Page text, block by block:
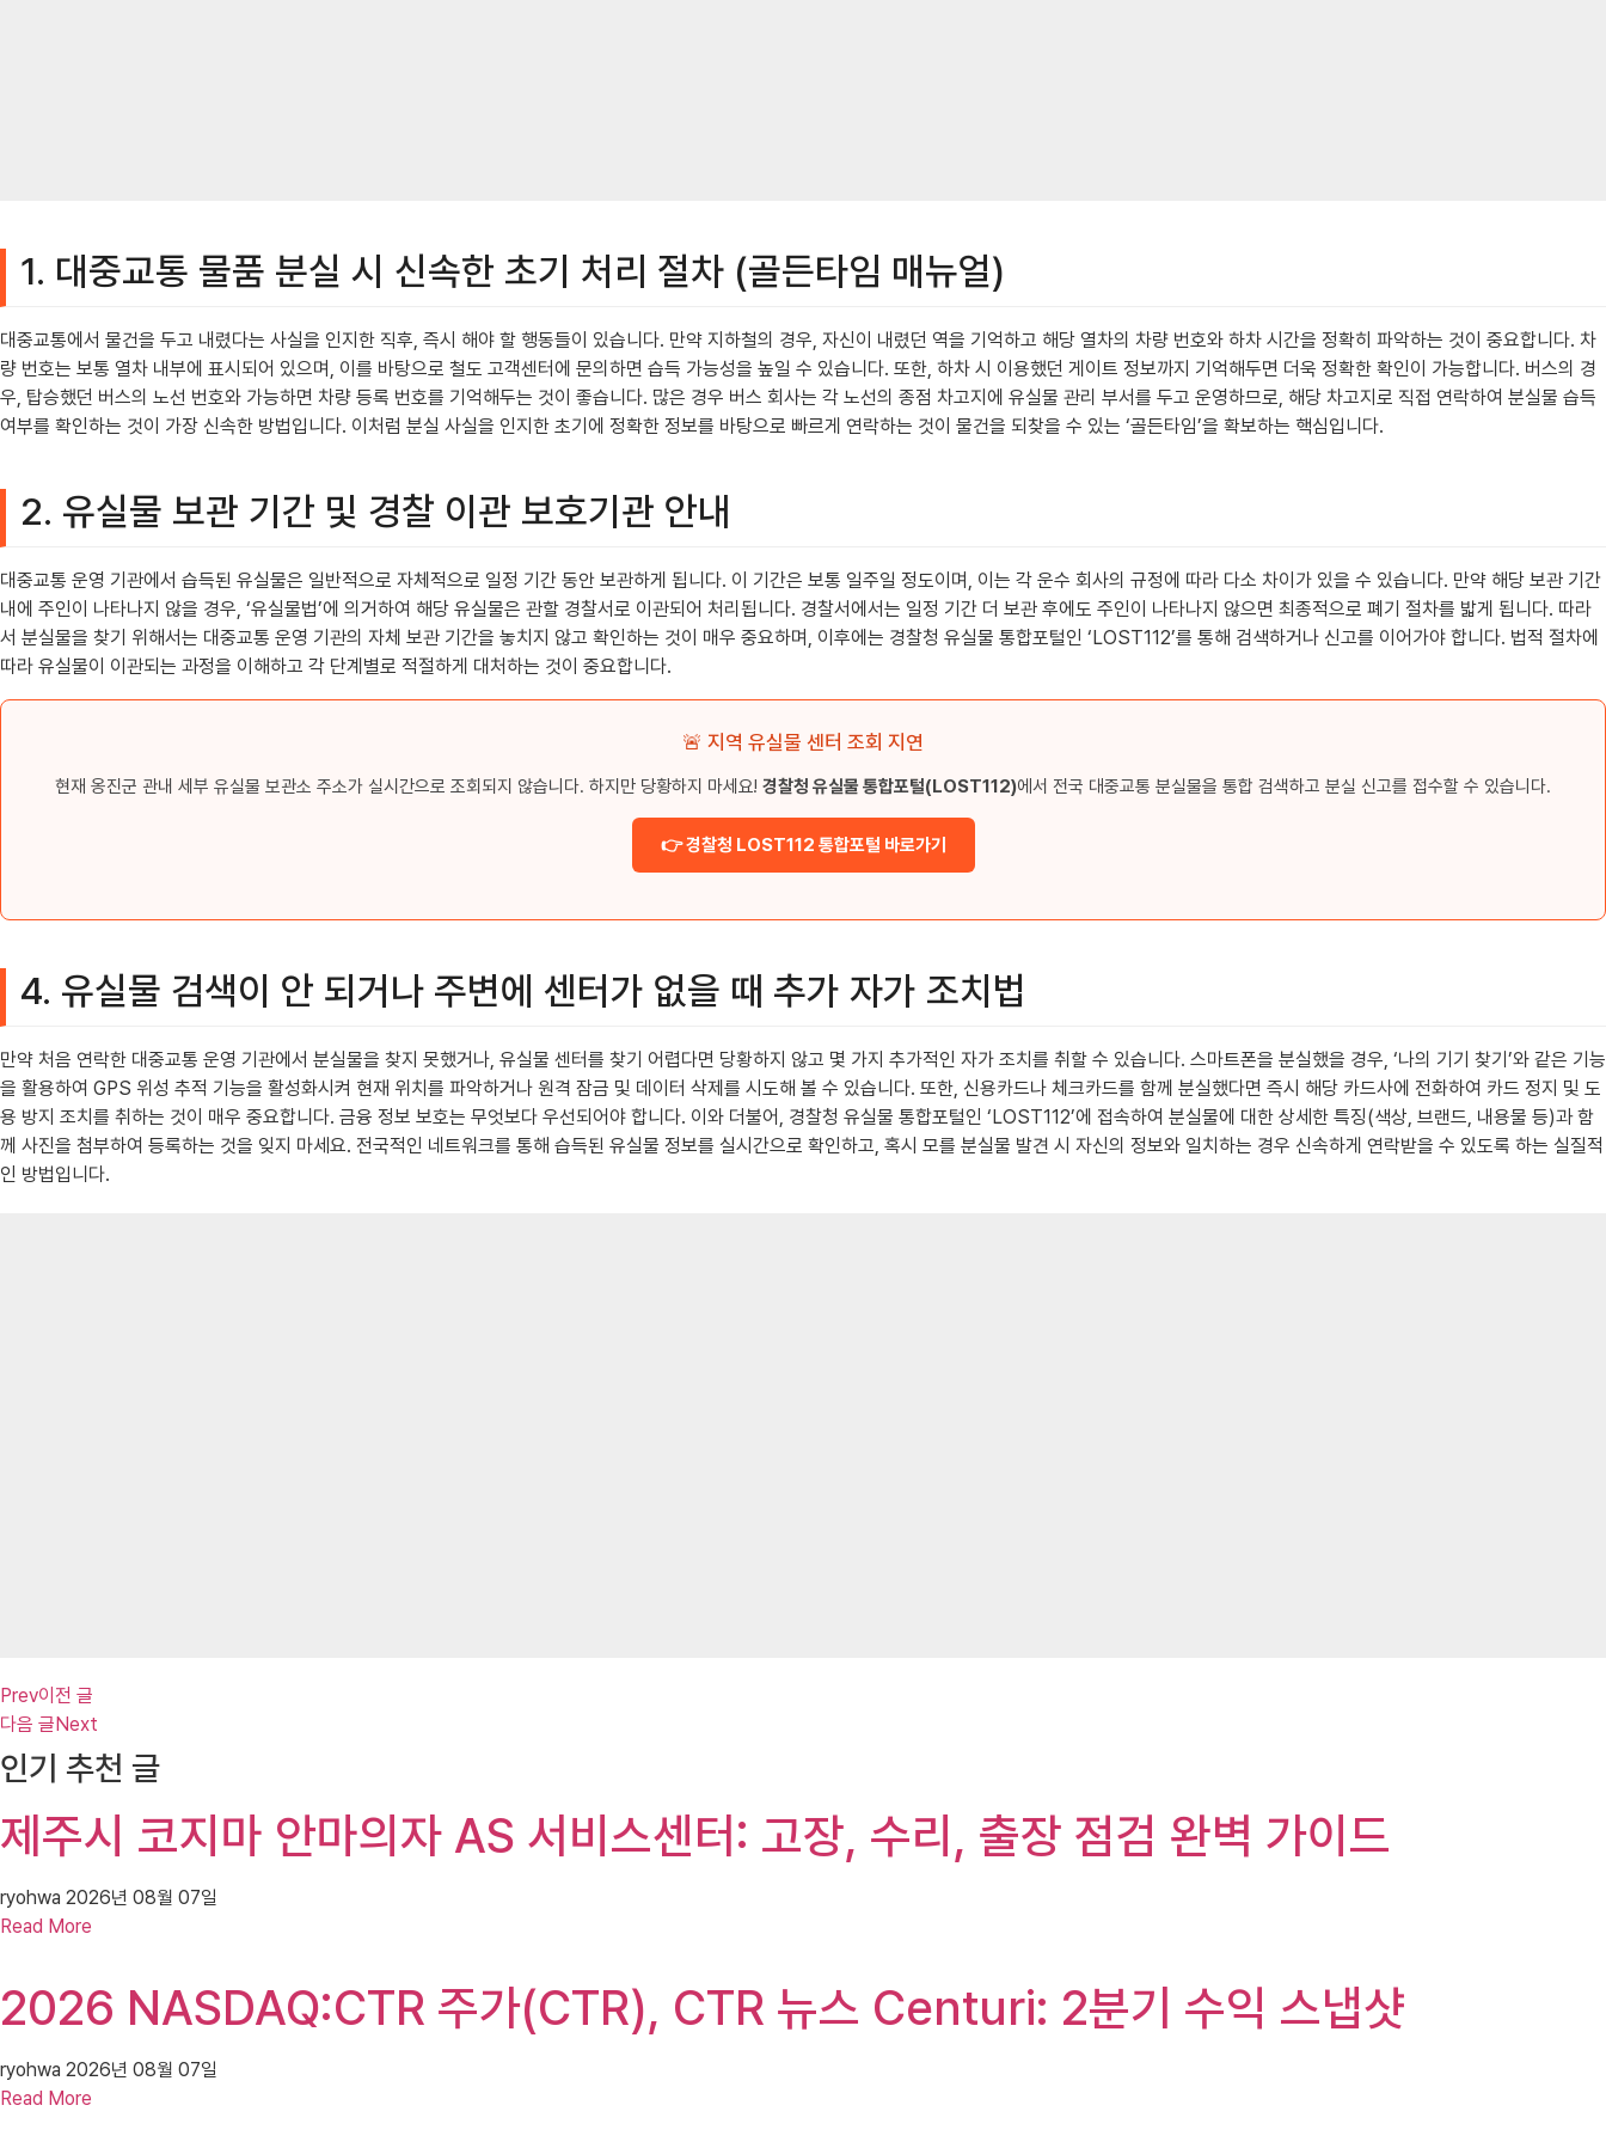
1. 대중교통 물품 분실 시 신속한 초기 처리 절차 (골든타임 매뉴얼)
대중교통에서 물건을 두고 내렸다는 사실을 인지한 직후, 즉시 해야 할 행동들이 있습니다. 만약 지하철의 경우, 자신이 내렸던 역을 기억하고 해당 열차의 차량 번호와 하차 시간을 정확히 파악하는 것이 중요합니다. 차
량 번호는 보통 열차 내부에 표시되어 있으며, 이를 바탕으로 철도 고객센터에 문의하면 습득 가능성을 높일 수 있습니다. 또한, 하차 시 이용했던 게이트 정보까지 기억해두면 더욱 정확한 확인이 가능합니다. 버스의 경
우, 탑승했던 버스의 노선 번호와 가능하면 차량 등록 번호를 기억해두는 것이 좋습니다. 많은 경우 버스 회사는 각 노선의 종점 차고지에 유실물 관리 부서를 두고 운영하므로, 해당 차고지로 직접 연락하여 분실물 습득
여부를 확인하는 것이 가장 신속한 방법입니다. 이처럼 분실 사실을 인지한 초기에 정확한 정보를 바탕으로 빠르게 연락하는 것이 물건을 되찾을 수 있는 ‘골든타임’을 확보하는 핵심입니다.
2. 유실물 보관 기간 및 경찰 이관 보호기관 안내
대중교통 운영 기관에서 습득된 유실물은 일반적으로 자체적으로 일정 기간 동안 보관하게 됩니다. 이 기간은 보통 일주일 정도이며, 이는 각 운수 회사의 규정에 따라 다소 차이가 있을 수 있습니다. 만약 해당 보관 기간
내에 주인이 나타나지 않을 경우, ‘유실물법’에 의거하여 해당 유실물은 관할 경찰서로 이관되어 처리됩니다. 경찰서에서는 일정 기간 더 보관 후에도 주인이 나타나지 않으면 최종적으로 폐기 절차를 밟게 됩니다. 따라
서 분실물을 찾기 위해서는 대중교통 운영 기관의 자체 보관 기간을 놓치지 않고 확인하는 것이 매우 중요하며, 이후에는 경찰청 유실물 통합포털인 ‘LOST112’를 통해 검색하거나 신고를 이어가야 합니다. 법적 절차에
따라 유실물이 이관되는 과정을 이해하고 각 단계별로 적절하게 대처하는 것이 중요합니다.
🚨 지역 유실물 센터 조회 지연
현재 옹진군 관내 세부 유실물 보관소 주소가 실시간으로 조회되지 않습니다. 하지만 당황하지 마세요! 경찰청 유실물 통합포털(LOST112)에서 전국 대중교통 분실물을 통합 검색하고 분실 신고를 접수할 수 있습니다.
👉 경찰청 LOST112 통합포털 바로가기
4. 유실물 검색이 안 되거나 주변에 센터가 없을 때 추가 자가 조치법
만약 처음 연락한 대중교통 운영 기관에서 분실물을 찾지 못했거나, 유실물 센터를 찾기 어렵다면 당황하지 않고 몇 가지 추가적인 자가 조치를 취할 수 있습니다. 스마트폰을 분실했을 경우, ‘나의 기기 찾기’와 같은 기능
을 활용하여 GPS 위성 추적 기능을 활성화시켜 현재 위치를 파악하거나 원격 잠금 및 데이터 삭제를 시도해 볼 수 있습니다. 또한, 신용카드나 체크카드를 함께 분실했다면 즉시 해당 카드사에 전화하여 카드 정지 및 도
용 방지 조치를 취하는 것이 매우 중요합니다. 금융 정보 보호는 무엇보다 우선되어야 합니다. 이와 더불어, 경찰청 유실물 통합포털인 ‘LOST112’에 접속하여 분실물에 대한 상세한 특징(색상, 브랜드, 내용물 등)과 함
께 사진을 첨부하여 등록하는 것을 잊지 마세요. 전국적인 네트워크를 통해 습득된 유실물 정보를 실시간으로 확인하고, 혹시 모를 분실물 발견 시 자신의 정보와 일치하는 경우 신속하게 연락받을 수 있도록 하는 실질적
인 방법입니다.
Prev이전 글
다음 글 Next
인기 추천 글
제주시 코지마 안마의자 AS 서비스센터: 고장, 수리, 출장 점검 완벽 가이드
ryohwa 2026년 08월 07일
Read More
2026 NASDAQ:CTR 주가(CTR), CTR 뉴스 Centuri: 2분기 수익 스냅샷
ryohwa 2026년 08월 07일
Read More